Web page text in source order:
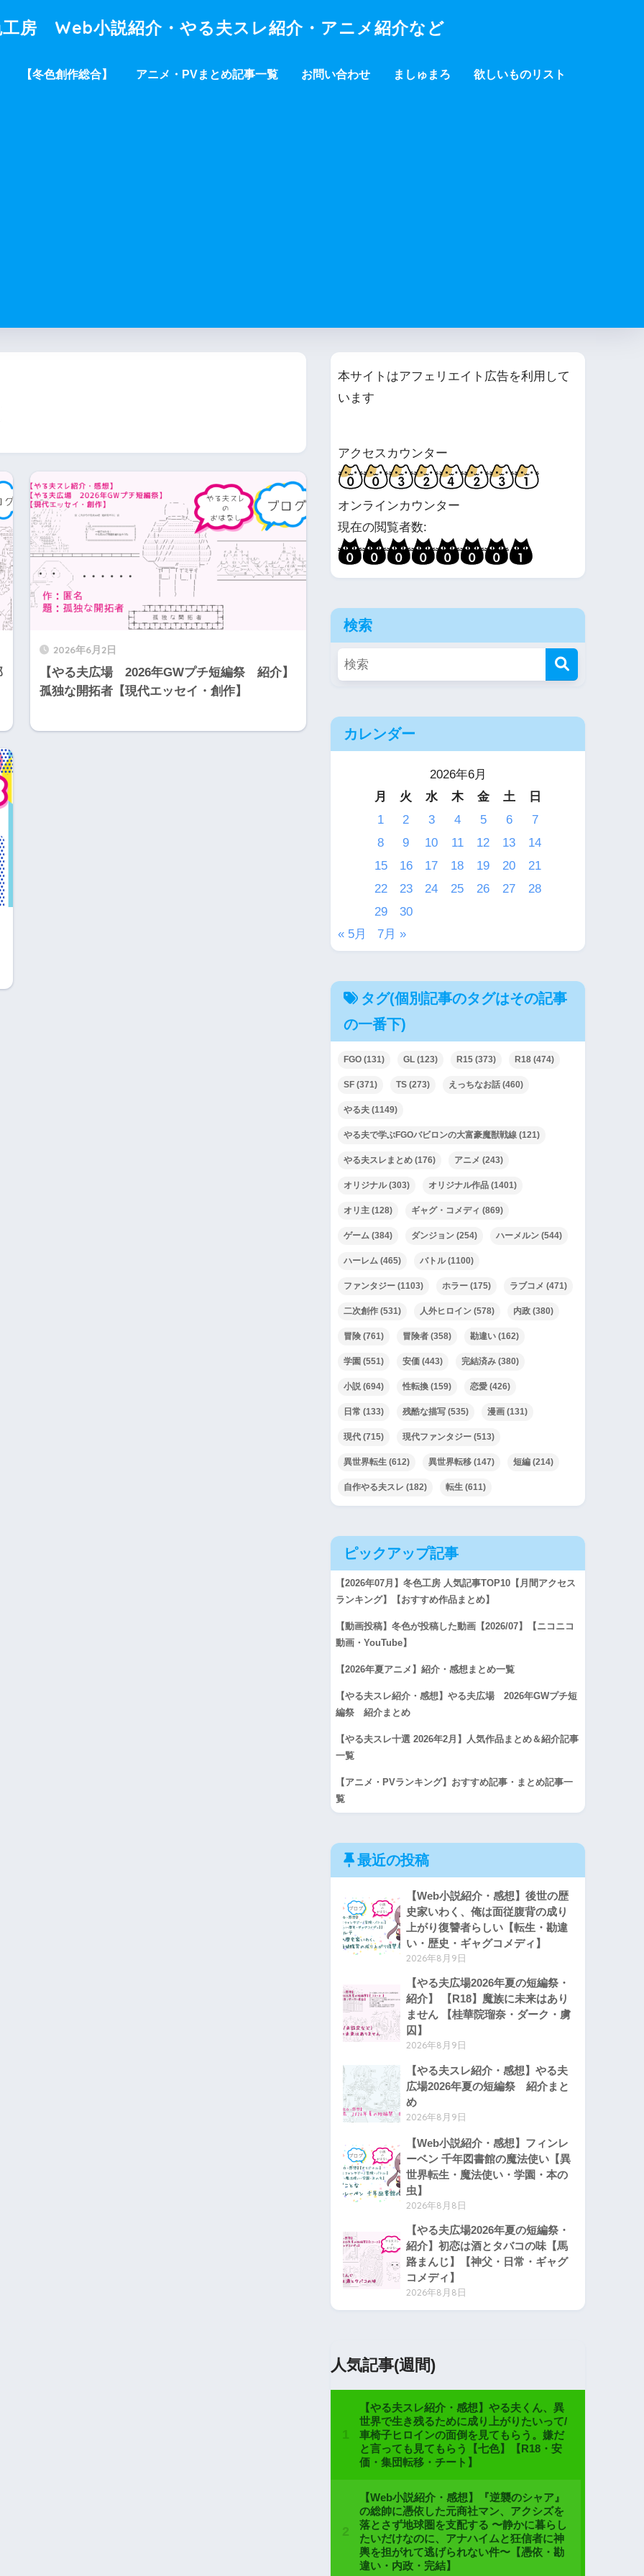
工房 Web小説紹介・やる夫スレ紹介・アニメ紹介など
【冬色創作総合】 アニメ・PVまとめ記事一覧 お問い合わせ ましゅまろ 欲しいものリスト
2026年6月2日
【やる夫広場 2026年GWプチ短編祭 紹介】
孤独な開拓者【現代エッセイ・創作】
本サイトはアフェリエイト広告を利用して
います
アクセスカウンター
オンラインカウンター
現在の閲覧者数:
検索
カレンダー
2026年6月
月
火 水 木 金 土
日
1
2 3 4 5 6
7
8
9 10 11 12 13
14
15
16 17 18 19 20
21
22
23 24 25 26 27
28
29
30
« 5月
7月 »
タグ(個別記事のタグはその記事
の一番下)
FGO (131) GL (123) R15 (373) R18 (474)
SF (371) TS (273) えっちなお話 (460)
やる夫 (1149)
やる夫で学ぶFGOバビロンの大富豪魔獣戦線 (121)
やる夫スレまとめ (176) アニメ (243)
オリジナル(303) オリジナル作品 (1401)
オリ主 (128) ギャグ・コメディ (869)
ゲーム (384) ダンジョン (254) ハーメルン (544)
ハーレム (465) バトル(1100)
ファンタジー (1103) ホラー (175) ラブコメ (471)
二次創作 (531) 人外ヒロイン (578) 内政 (380)
冒険 (761) 冒険者 (358) 勘違い (162)
学園 (551) 安価 (443) 完結済み (380)
小説(694) 性転換 (159) 恋愛 (426)
日常 (133) 残酷な描写 (535) 漫画 (131)
現代 (715) 現代ファンタジー (513)
異世界転生 (612) 異世界転移 (147) 短編 (214)
自作やる夫スレ (182) 転生 (611)
ピックアップ記事
【2026年07月】冬色工房 人気記事TOP10【月間アクセス
ランキング】【おすすめ作品まとめ】
【動画投稿】冬色が投稿した動画【2026/07】【ニコニコ
動画・YouTube】
【2026年夏アニメ】紹介・感想まとめ一覧
【やる夫スレ紹介・感想】やる夫広場 2026年GWプチ短
編祭 紹介まとめ
【やる夫スレ十選 2026年2月】人気作品まとめ＆紹介記事
一覧
【アニメ・PVランキング】おすすめ記事・まとめ記事一
覧
最近の投稿
【Web小説紹介・感想】後世の歴
史家いわく、俺は面従腹背の成り
上がり復讐者らしい【転生・勘違
い・歴史・ギャグコメディ】
2026年8月9日
【やる夫広場2026年夏の短編祭・
紹介】 【R18】魔族に未来はあり
ません 【桂華院瑠奈・ダーク・虜
囚】
2026年8月9日
【やる夫スレ紹介・感想】やる夫
広場2026年夏の短編祭 紹介まと
め
2026年8月9日
【Web小説紹介・感想】フィンレ
ーベン 千年図書館の魔法使い【異
世界転生・魔法使い・学園・本の
虫】
2026年8月8日
【やる夫広場2026年夏の短編祭・
紹介】初恋は酒とタバコの味【馬
路まんじ】【神父・日常・ギャグ
コメディ】
2026年8月8日
人気記事(週間)